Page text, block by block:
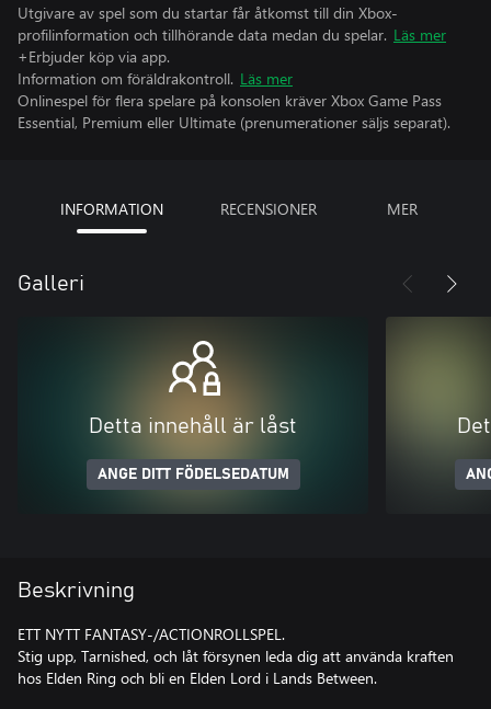
Utgivare av spel som du startar får åtkomst till din Xbox-
profilinformation och tillhörande data medan du spelar. Läs mer
+Erbjuder köp via app.
Information om föräldrakontroll. Läs mer
Onlinespel för flera spelare på konsolen kräver Xbox Game Pass
Essential, Premium eller Ultimate (prenumerationer säljs separat).
INFORMATION RECENSIONER MER
Galleri
Detta innehåll är låst
ANGE DITT FÖDELSEDATUM
Beskrivning
ETT NYTT FANTASY-/ACTIONROLLSPEL.
Stig upp, Tarnished, och låt försynen leda dig att använda kraften
hos Elden Ring och bli en Elden Lord i Lands Between.